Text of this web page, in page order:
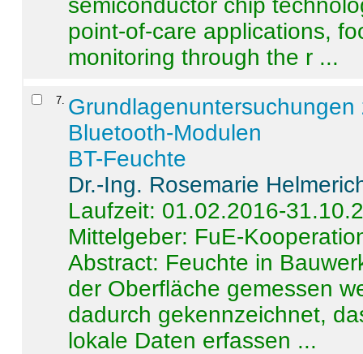
semiconductor chip
point-of-care applications,
monitoring through the r ...
7
Bluetooth-Modulen
BT-Feuchte
Dr.-Ing. Rosemarie
Laufzeit: 01.02.2016-
Mittelgeber: FuE-
Abstract: Feuchte in
der Oberfläche gemessen
dadurch gekennzeichnet,
lokale Daten erfassen ...